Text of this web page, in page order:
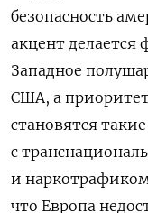
безопасность
акцент делается
Западное
США, а
становятся
с
и
что Европа